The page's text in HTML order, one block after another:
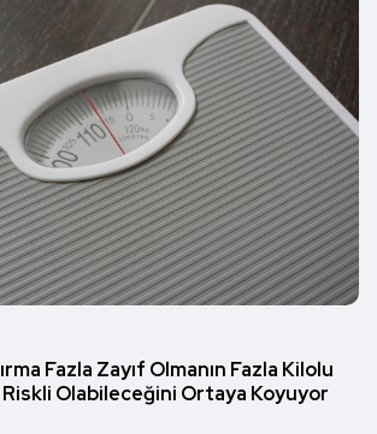
Fazla Zayıf Olmanın Fazla Kilolu
Olabileceğini Ortaya Koyuyor